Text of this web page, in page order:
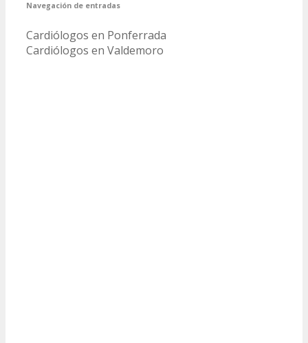
Navegación de entradas
Cardiólogos en Ponferrada
Cardiólogos en Valdemoro